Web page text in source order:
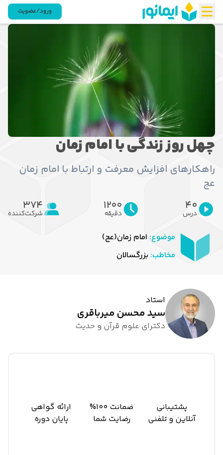
ورود/عضویت
چهل روز زندگی با امام زمان
راهکارهای افزایش معرفت و ارتباط با امام زمان
عج
40
درس
1200
دقیقه
374
شرکت‌کننده
موضوع: امام زمان(عج)
مخاطب: بزرگسالان
استاد
سید محسن میرباقری
دکترای علوم قرآن و حدیث
پشتیبانی
آنلاین و تلفنی
ضمانت 100%
رضایت شما
ارائه گواهی
پایان دوره